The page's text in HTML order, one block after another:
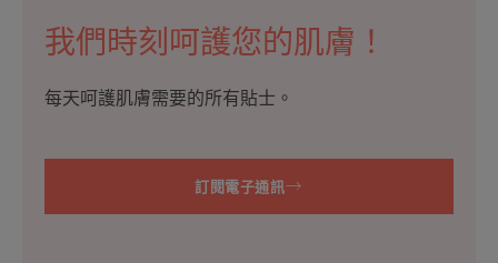
我們時刻呵護您的肌膚！
每天呵護肌膚需要的所有貼士。
訂閱電子通訊